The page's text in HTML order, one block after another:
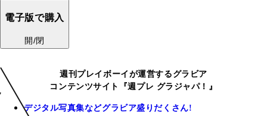
電子版で購入
開/閉
週刊プレイボーイが運営するグラビア
コンテンツサイト『週プレ グラジャパ！』
デジタル写真集などグラビア盛りだくさん!